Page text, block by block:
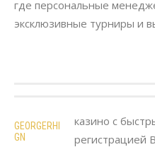
где персональные
эксклюзивные турниры и
GEORGERHI
GN
казино с
регистрацией